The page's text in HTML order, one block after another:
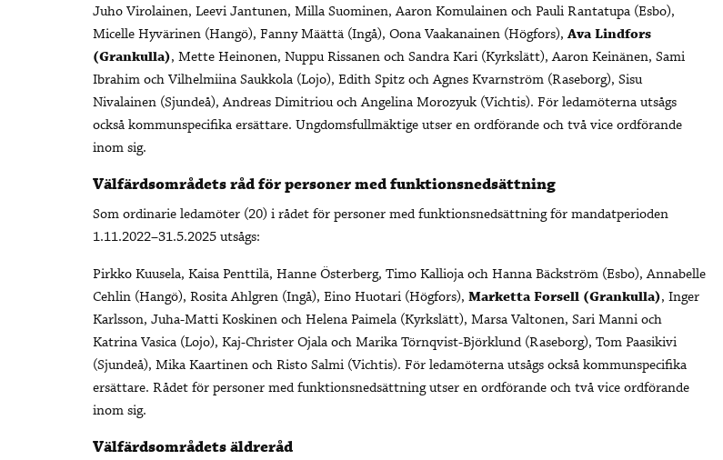
Juho Virolainen, Leevi Jantunen, Milla Suominen, Aaron Komulainen och Pauli Rantatupa (Esbo),
Micelle Hyvärinen (Hangö), Fanny Määttä (Ingå), Oona Vaakanainen (Högfors),Ava Lindfors
(Grankulla), Mette Heinonen, Nuppu Rissanen och Sandra Kari (Kyrkslätt), Aaron Keinänen, Sami
Ibrahim och Vilhelmiina Saukkola (Lojo), Edith Spitz och Agnes Kvarnström (Raseborg), Sisu
Nivalainen (Sjundeå), Andreas Dimitriou och Angelina Morozyuk (Vichtis). För ledamöterna utsågs
också kommunspecifika ersättare. Ungdomsfullmäktige utser en ordförande och två vice ordförande
inom sig.
Välfärdsområdets råd för personer med funktionsnedsättning
Som ordinarie ledamöter (20) i rådet för personer med funktionsnedsättning för mandatperioden
1.11.2022–31.5.2025 utsågs:
Pirkko Kuusela, Kaisa Penttilä, Hanne Österberg, Timo Kallioja och Hanna Bäckström (Esbo), Annabelle
Cehlin (Hangö), Rosita Ahlgren (Ingå), Eino Huotari (Högfors), Marketta Forsell (Grankulla), Inger
Karlsson, Juha-Matti Koskinen och Helena Paimela (Kyrkslätt), Marsa Valtonen, Sari Manni och
Katrina Vasica (Lojo), Kaj-Christer Ojala och Marika Törnqvist-Björklund (Raseborg), Tom Paasikivi
(Sjundeå), Mika Kaartinen och Risto Salmi (Vichtis). För ledamöterna utsågs också kommunspecifika
ersättare. Rådet för personer med funktionsnedsättning utser en ordförande och två vice ordförande
inom sig.
Välfärdsområdets äldreråd